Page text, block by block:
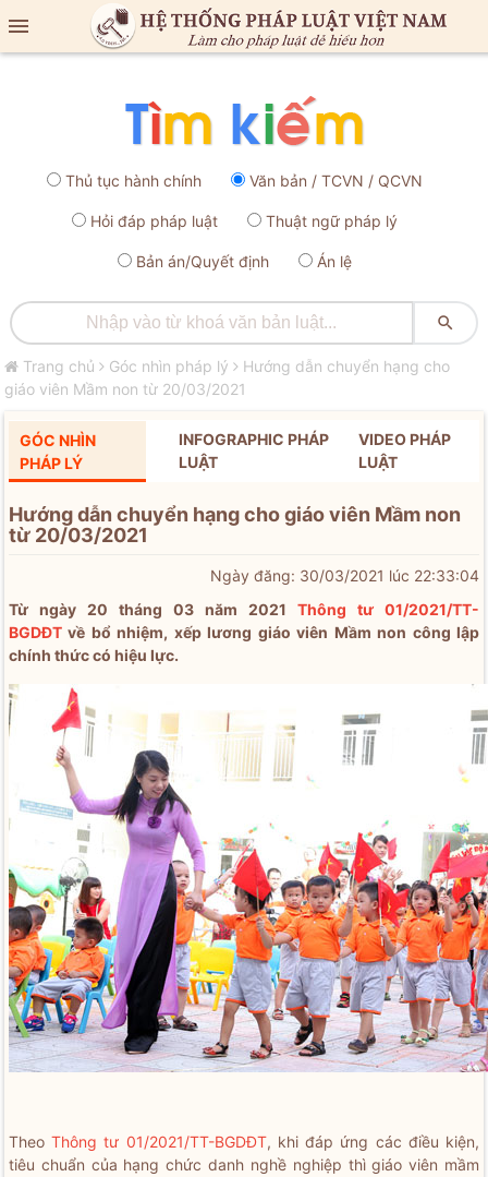

Thủ tục hành chính Văn bản / TCVN / QCVN
Hỏi đáp pháp luật Thuật ngữ pháp lý
Bản án/Quyết định Án lệ

Trang chủ Góc nhìn pháp lý
Hướng dẫn chuyển hạng cho
giáo viên Mầm non từ 20/03/2021
GÓC NHÌN
PHÁP LÝ
INFOGRAPHIC PHÁP
LUẬT
VIDEO PHÁP
LUẬT
Hướng dẫn chuyển hạng cho giáo viên Mầm non
từ 20/03/2021
Ngày đăng: 30/03/2021 lúc 22:33:04
Từ ngày 20 tháng 03 năm 2021 Thông tư 01/2021/TT-
BGDĐT về bổ nhiệm, xếp lương giáo viên Mầm non công lập
chính thức có hiệu lực.
TheoThông tư 01/2021/TT-BGDĐT, khi đáp ứng các điều kiện,
tiêu chuẩn của hạng chức danh nghề nghiệp thì giáo viên mầm